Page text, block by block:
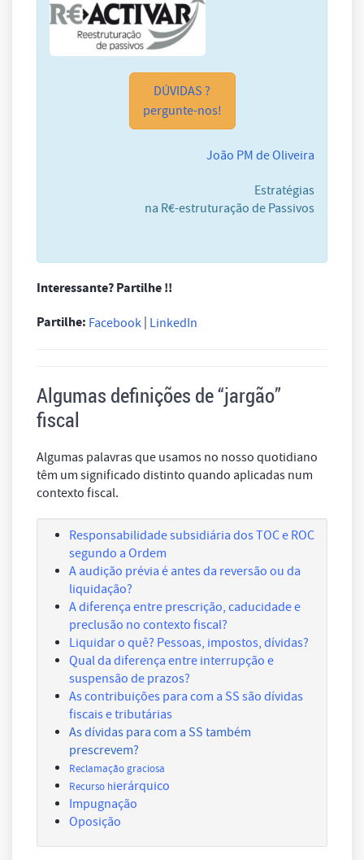
DÚVIDAS ?
pergunte-nos!
João PM de Oliveira
Estratégias
na R€-estruturação de Passivos
Interessante? Partilhe !!
Partilhe: Facebook LinkedIn
Algumas definições de “jargão”
fiscal
Algumas palavras que usamos no nosso quotidiano
têm um significado distinto quando aplicadas num
contexto fiscal.
Responsabilidade subsidiária dos TOC e ROC
segundo a Ordem
A audição prévia é antes da reversão ou da
liquidação?
A diferença entre prescrição, caducidade e
preclusão no contexto fiscal?
Liquidar o quê? Pessoas, impostos, dívidas?
Qual da diferença entre interrupção e
suspensão de prazos?
As contribuições para com a SS são dívidas
fiscais e tributárias
As dívidas para com a SS também
prescrevem?
Reclamação graciosa
Recurso hierárquico
Impugnação
Oposição